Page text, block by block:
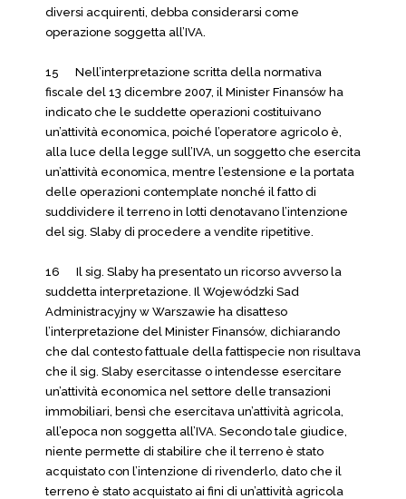
diversi acquirenti, debba considerarsi come
operazione soggetta all’IVA.
15 Nell’interpretazione scritta della normativa
fiscale del 13 dicembre 2007, il Minister Finansów ha
indicato che le suddette operazioni costituivano
un’attività economica, poiché l’operatore agricolo è,
alla luce della legge sull’IVA, un soggetto che esercita
un’attività economica, mentre l’estensione e la portata
delle operazioni contemplate nonché il fatto di
suddividere il terreno in lotti denotavano l’intenzione
del sig. Slaby di procedere a vendite ripetitive.
16 Il sig. Slaby ha presentato un ricorso avverso la
suddetta interpretazione. Il Wojewódzki Sad
Administracyjny w Warszawie ha disatteso
l’interpretazione del Minister Finansów, dichiarando
che dal contesto fattuale della fattispecie non risultava
che il sig. Slaby esercitasse o intendesse esercitare
un’attività economica nel settore delle transazioni
immobiliari, bensì che esercitava un’attività agricola,
all’epoca non soggetta all’IVA. Secondo tale giudice,
niente permette di stabilire che il terreno è stato
acquistato con l’intenzione di rivenderlo, dato che il
terreno è stato acquistato ai fini di un’attività agricola